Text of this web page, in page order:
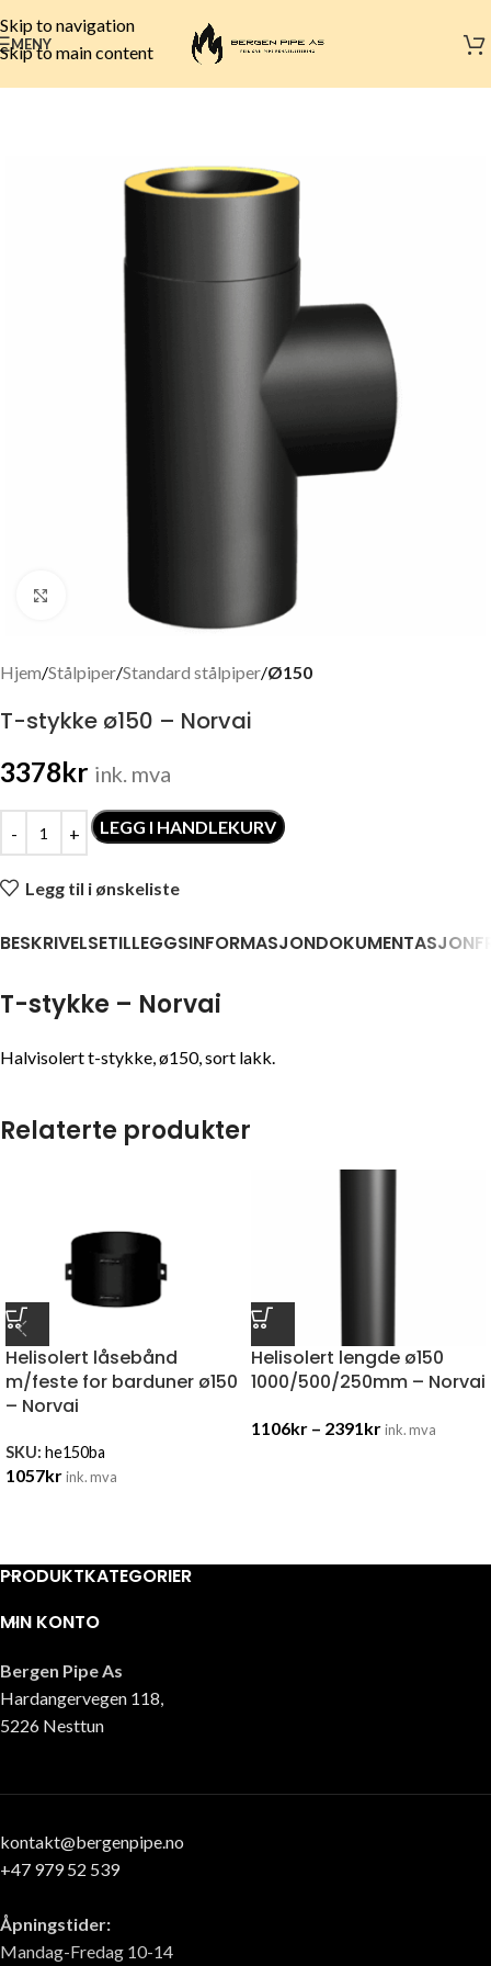
Skip to navigation
Skip to main content
MENY
Click to enlarge
Hjem Stålpiper Standard stålpiper Ø150
T-stykke ø150 – Norvai
3378kr ink. mva
LEGG I HANDLEKURV
Legg til i ønskeliste
BESKRIVELSETILLEGGSINFORMASJONDOKUMENTASJON
T-stykke – Norvai
Halvisolert t-stykke, ø150, sort lakk.
Relaterte produkter
Helisolert låsebånd
m/feste for barduner ø150
– Norvai
SKU: he150ba
1057krink. mva
Helisolert lengde ø150
1000/500/250mm – Norvai
1106kr – 2391 krink. mva
PRODUKTKATEGORIER
MIN KONTO
Bergen Pipe As
Hardangervegen 118,
5226 Nesttun
kontakt@bergenpipe.no
+47 979 52 539
Åpningstider:
Mandag-Fredag 10-14